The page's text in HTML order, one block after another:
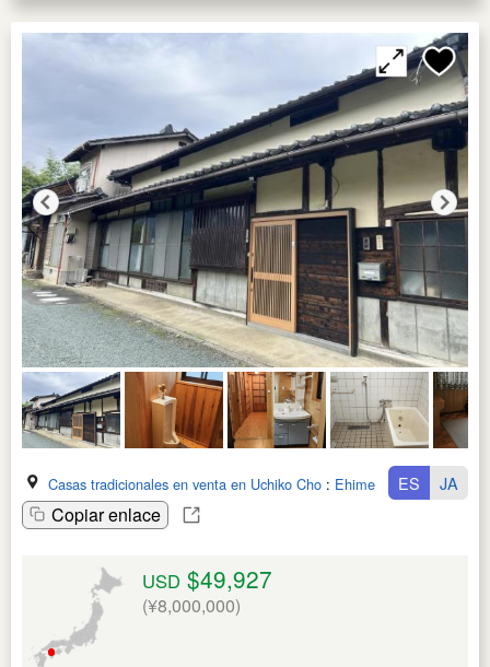
Casas tradicionales en venta en Uchiko Cho : Ehime Ken
Copiar enlace
ES JA
USD $49,927
(¥8,000,000)